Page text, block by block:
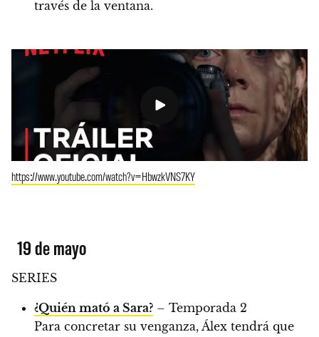
través de la ventana.
https://www.youtube.com/watch?v=HbwzkVNS7KY
19 de mayo
SERIES
¿Quién mató a Sara? – Temporada 2
Para concretar su venganza, Álex tendrá que